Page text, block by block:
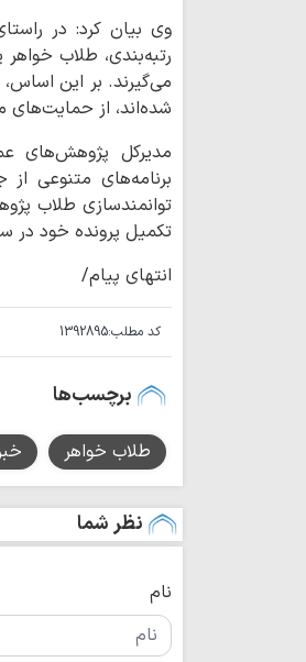
وی بیان کرد: در
رتبه‌بندی، طلاب
می‌گیرند. بر این
شده‌اند، از حمایت‌های
برنامه‌های متنوعی
توانمندسازی طلاب
تکمیل پرونده خود در
انتهای پیام/
کد مطلب:1392895
برچسب‌ها
طلاب خواهر
نظر شما
نام